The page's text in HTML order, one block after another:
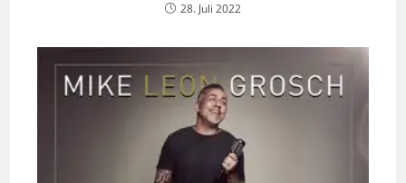
28. Juli 2022